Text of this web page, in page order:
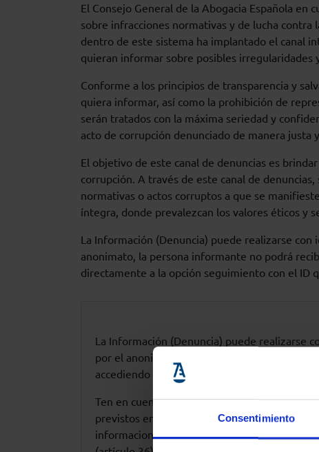
Consentimiento
El Consejo General de la Abogacia Española
sobre infracciones normativas y de lucha
dentro de este sistema ha implantado el canal
quieran informar sobre posibles irregularidades
Conforme a los principios de transparencia y
quiera informar, así como la prohibición de
serán tratados con la máxima seriedad y
acto de corrupción denunciado de manera justa
El objetivo de este canal de denuncias es
corrupción. A través de este canal de
normativas o actos corruptos a que se
íntegra, donde prevalezcan los valores éticos y
La Información (Denuncia) puede realizarse
anonimato, la persona informante no podrá
directamente a la opción seguimiento con el ID
La Información (Denuncia) puede realizarse
por el anonimato, la persona informante no
accediendo directamente a la opción
Ten en cuenta que tanto el informante como
previstos en el artículo 32 de la Ley 2/2023,
informaciones que proporcionen cumplan